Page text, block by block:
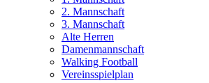
2. Mannschaft
3. Mannschaft
Alte Herren
Damenmannschaft
Walking Football
Vereinsspielplan